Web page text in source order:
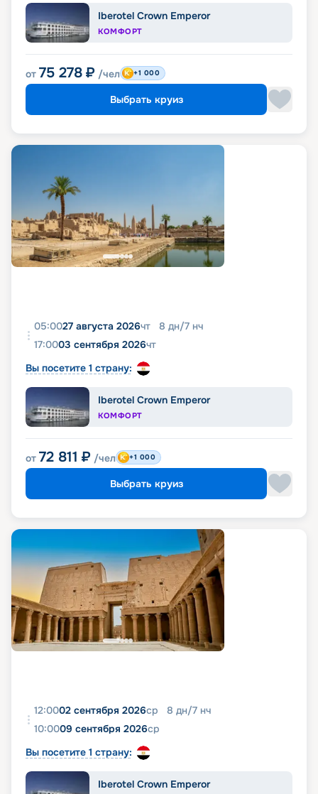
Iberotel Crown Emperor
КОМФОРТ
от 75 278 ₽ /чел +1 000
Выбрать круиз
05:0027 августа 2026чт 8 дн/7 нч
17:0003 сентября 2026чт
Вы посетите 1 страну:
Iberotel Crown Emperor
КОМФОРТ
от 72 811 ₽ /чел +1 000
Выбрать круиз
12:0002 сентября 2026ср 8 дн/7 нч
10:0009 сентября 2026ср
Вы посетите 1 страну:
Iberotel Crown Emperor